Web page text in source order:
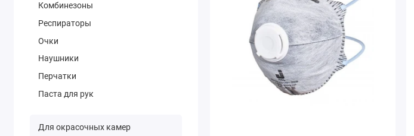
Комбинезоны
Респираторы
Очки
Наушники
Перчатки
Паста для рук
Для окрасочных камер